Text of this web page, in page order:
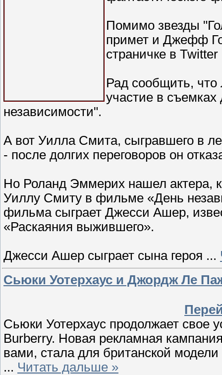
Помимо звезды
примет и Джефф
страничке в
Рад сообщить,
участие в
независимости".
А вот Уилла Смита, сыгравшего в
- после долгих переговоров он
Но Роланд Эммерих нашел актера,
Уиллу Смиту в фильме «День
фильма сыграет Джесси Ашер,
«Раскаяния выжившего».
Джесси Ашер сыграет сына героя ...
Сьюки Уотерхаус и Джордж Ле
Сьюки Уотерхаус продолжает свое
Burberry. Новая рекламная
вами, стала для британской
... Читать дальше »